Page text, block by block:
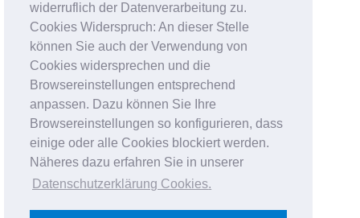
widerruflich der Datenverarbeitung zu.
Cookies Widerspruch: An dieser Stelle
können Sie auch der Verwendung von
Cookies widersprechen und die
Browsereinstellungen entsprechend
anpassen. Dazu können Sie Ihre
Browsereinstellungen so konfigurieren, dass
einige oder alle Cookies blockiert werden.
Näheres dazu erfahren Sie in unserer
Datenschutzerklärung Cookies.